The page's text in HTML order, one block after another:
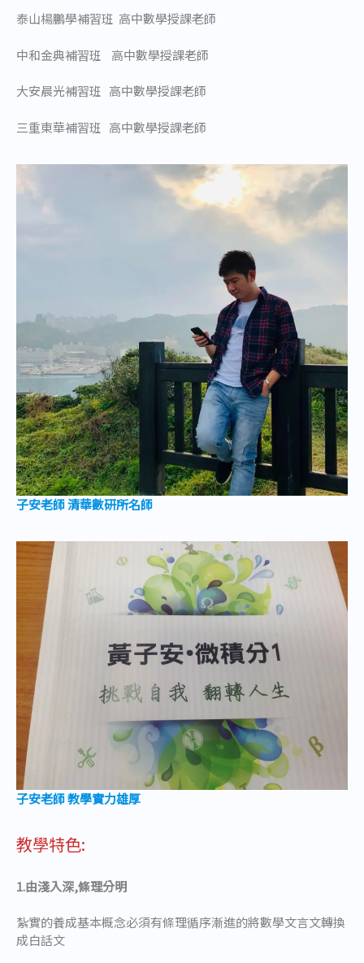
泰山楊鵬學補習班 高中數學授課老師
中和金典補習班 高中數學授課老師
大安晨光補習班 高中數學授課老師
三重東華補習班 高中數學授課老師
子安老師 清華數研所名師
子安老師 教學實力雄厚
教學特色:
1.由淺入深,條理分明
紮實的養成基本概念必須有條理循序漸進的將數學文言文轉換
成白話文